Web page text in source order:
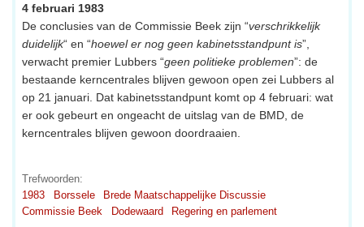
4 februari 1983
De conclusies van de Commissie Beek zijn “verschrikkelijk
duidelijk“ en “hoewel er nog geen kabinetsstandpunt is”,
verwacht premier Lubbers “geen politieke problemen”: de
bestaande kerncentrales blijven gewoon open zei Lubbers al
op 21 januari. Dat kabinetsstandpunt komt op 4 februari: wat
er ook gebeurt en ongeacht de uitslag van de BMD, de
kerncentrales blijven gewoon doordraaien.
Trefwoorden:
1983
Borssele
Brede Maatschappelijke Discussie
Commissie Beek
Dodewaard Regering en parlement